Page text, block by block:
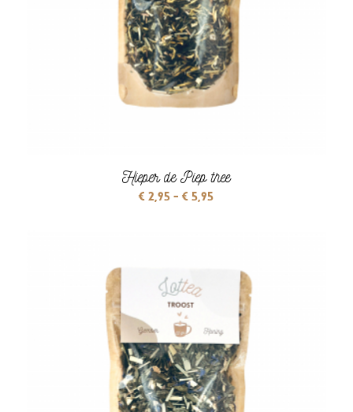
Hieper de Piep thee
€ 2,95 - € 5,95Prijsklasse: